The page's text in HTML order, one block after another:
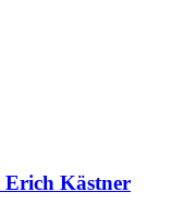
Erich Kästner